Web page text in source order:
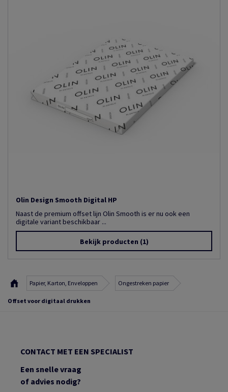
Olin Design Smooth Digital HP
Naast de premium offset lijn Olin Smooth is er nu ook een
digitale variant beschikbaar ...
Bekijk producten (1)
Papier, Karton, Enveloppen Ongestreken papier
Offset voor digitaal drukken
CONTACT MET EEN SPECIALIST
Een snelle vraag
of advies nodig?